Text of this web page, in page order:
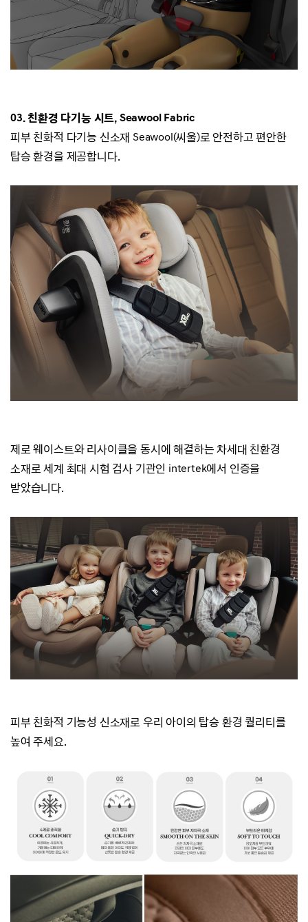
03. 친환경 다기능 시트, Seawool Fabric
피부 친화적 다기능 신소재Seawool(씨울)로 안전하고 편안한
탑승 환경을 제공합니다.
제로 웨이스트와 리사이클을 동시에 해결하는 차세대 친환경
소재로세계 최대 시험 검사 기관인 intertek에서 인증을
받았습니다.
피부 친화적 기능성 신소재로 우리 아이의 탑승 환경 퀄리티를
높여 주세요.